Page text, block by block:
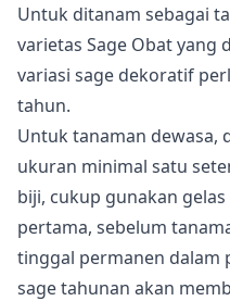
Untuk ditanam sebagai
varietas Sage Obat yang
variasi sage dekoratif
tahun.
Untuk tanaman dewasa,
ukuran minimal satu
biji, cukup gunakan
pertama, sebelum
tinggal permanen dalam
sage tahunan akan